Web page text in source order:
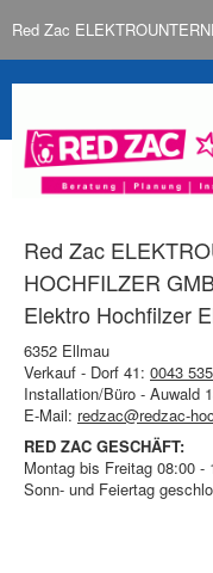
Red Zac
Red Zac
HOCHFILZER
Elektro Hochfilzer
6352 Ellmau
Verkauf - Dorf 41: 0043
Installation/Büro - Auwald
E-Mail: redzac@redzac-
RED ZAC GESCHÄFT:
Montag bis Freitag 08:00
Sonn- und Feiertag